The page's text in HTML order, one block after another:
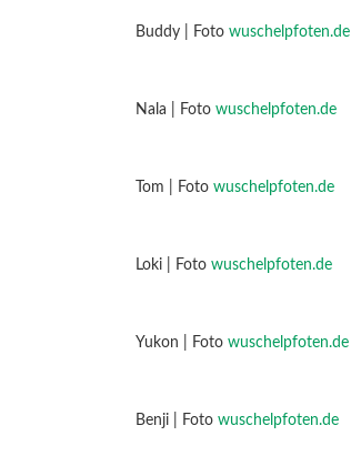
Buddy | Foto wuschelpfoten.de
Nala | Foto wuschelpfoten.de
Tom | Foto wuschelpfoten.de
Loki | Foto wuschelpfoten.de
Yukon | Foto wuschelpfoten.de
Benji | Foto wuschelpfoten.de